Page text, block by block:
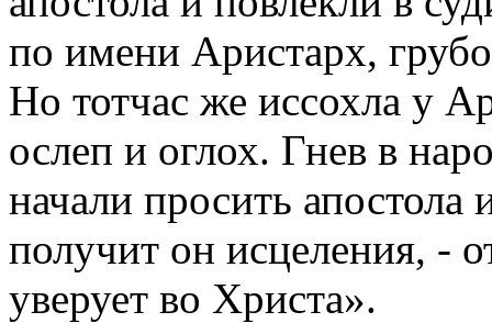
по имени Аристарх,
Но тотчас же иссохла у
ослеп и оглох. Гнев в
начали просить
получит он исцеления, -
уверует во Христа».